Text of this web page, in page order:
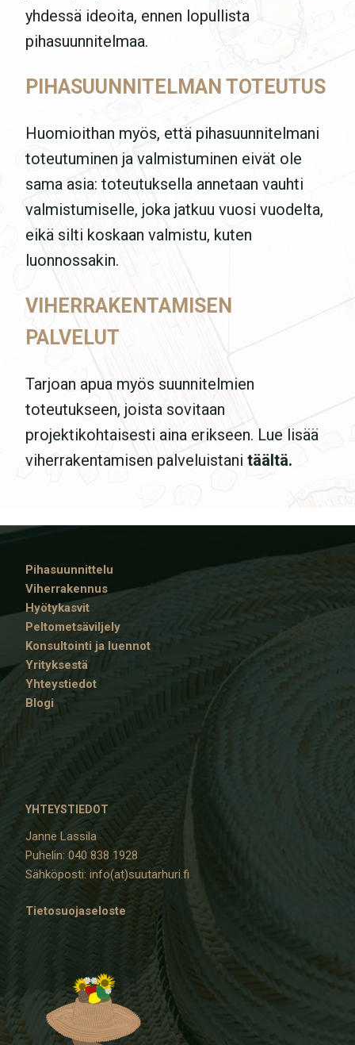
yhdessä ideoita, ennen lopullista
pihasuunnitelmaa.
PIHASUUNNITELMAN TOTEUTUS
Huomioithan myös, että pihasuunnitelmani
toteutuminen ja valmistuminen eivät ole
sama asia: toteutuksella annetaan vauhti
valmistumiselle, joka jatkuu vuosi vuodelta,
eikä silti koskaan valmistu, kuten
luonnossakin.
VIHERRAKENTAMISEN
PALVELUT
Tarjoan apua myös suunnitelmien
toteutukseen, joista sovitaan
projektikohtaisesti aina erikseen. Lue lisää
viherrakentamisen palveluistani täältä.
Pihasuunnittelu
Viherrakennus
Hyötykasvit
Peltometsäviljely
Konsultointi ja luennot
Yrityksestä
Yhteystiedot
Blogi
YHTEYSTIEDOT
Janne Lassila
Puhelin: 040 838 1928
Sähköposti: info(at)suutarhuri.fi
Tietosuojaseloste